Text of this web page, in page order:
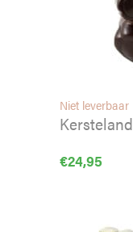
Niet leverbaar
Kersteland
€24,95